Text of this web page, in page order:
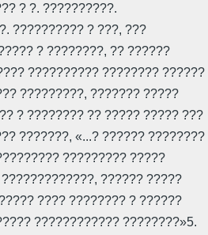
? ?. ??????????.
?????????? ? ???, ???
? ????????, ?? ??????
?????????? ???????? ??????
?????????, ??????? ?????
? ???????? ?? ????? ????? ???
???????, «...? ?????? ????????
????????? ?????
?????? ?????
???? ???????? ? ??????
???????????? ????????»5.